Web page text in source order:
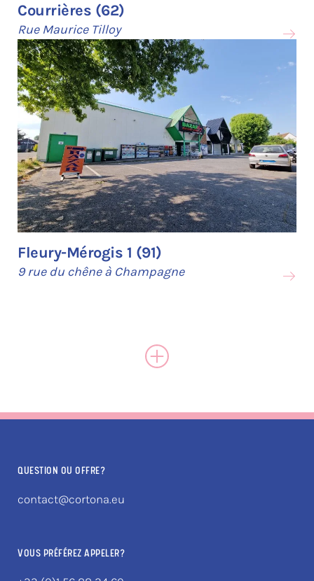
Courrières (62)
Rue Maurice Tilloy
Fleury-Mérogis 1 (91)
9 rue du chêne à Champagne
QUESTION OU OFFRE?
contact@cortona.eu
VOUS PRÉFÉREZ APPELER?